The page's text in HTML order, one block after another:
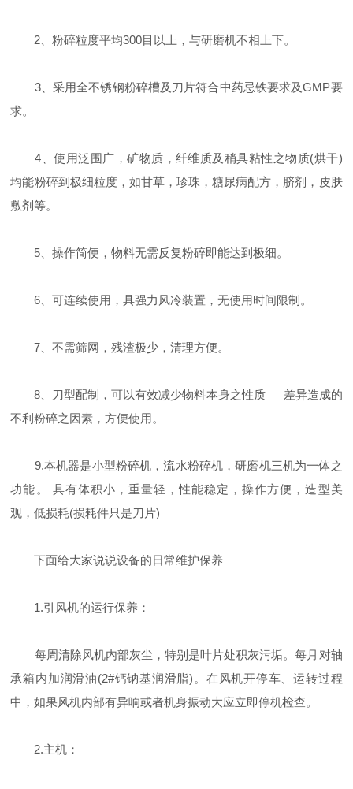
2、粉碎粒度平均300目以上，与研磨机不相上下。
3、采用全不锈钢粉碎槽及刀片符合中药忌铁要求及GMP要
求。
4、使用泛围广，矿物质，纤维质及稍具粘性之物质(烘干)
均能粉碎到极细粒度，如甘草，珍珠，糖尿病配方，脐剂，皮肤
敷剂等。
5、操作简便，物料无需反复粉碎即能达到极细。
6、可连续使用，具强力风冷装置，无使用时间限制。
7、不需筛网，残渣极少，清理方便。
8、刀型配制，可以有效减少物料本身之性质 差异造成的
不利粉碎之因素，方便使用。
9.本机器是小型粉碎机，流水粉碎机，研磨机三机为一体之
功能。 具有体积小，重量轻，性能稳定，操作方便，造型美
观，低损耗(损耗件只是刀片)
下面给大家说说设备的日常维护保养
1.引风机的运行保养：
每周清除风机内部灰尘，特别是叶片处积灰污垢。每月对轴
承箱内加润滑油(2#钙钠基润滑脂)。在风机开停车、运转过程
中，如果风机内部有异响或者机身振动大应立即停机检查。
2.主机：